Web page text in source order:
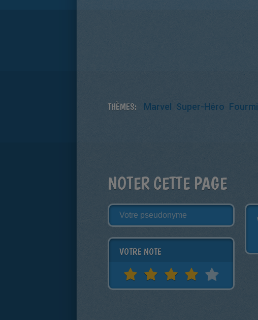
THÈMES: Marvel Super-Héro Fourmi
NOTER CETTE PAGE
VOTRE NOTE